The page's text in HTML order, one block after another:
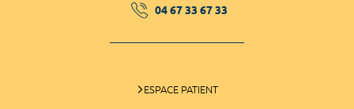
04 67 33 67 33
ESPACE PATIENT